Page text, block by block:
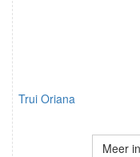
Trui Oriana
Meer